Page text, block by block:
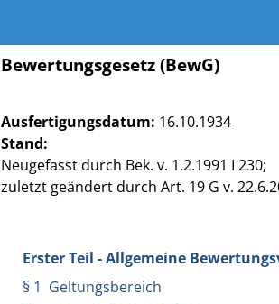
Bewertungsgesetz (BewG)
Ausfertigungsdatum: 16.10.1934
Stand:
Neugefasst durch Bek. v. 1.2.1991 I 230;
zuletzt geändert durch Art. 19 G v.
Erster Teil - Allgemeine
§ 1 Geltungsbereich